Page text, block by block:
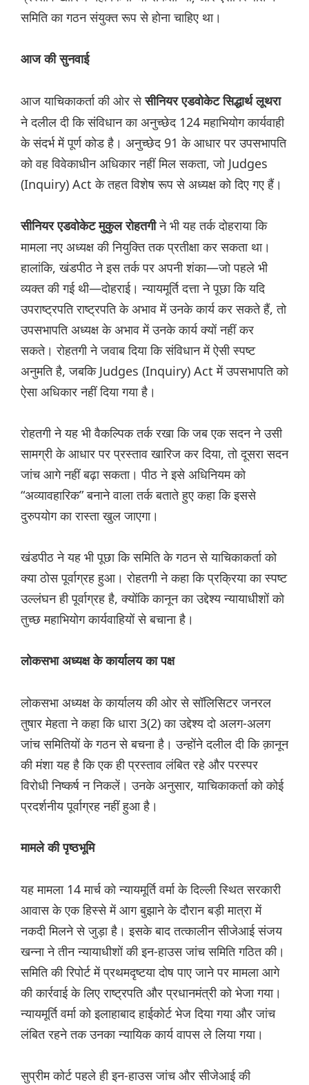
समिति का गठन संयुक्त रूप से होना चाहिए था।
आज की सुनवाई
आज याचिकाकर्ता की ओर सेसीनियर एडवोकेट सिद्धार्थ लूथरा
ने दलील दी कि संविधान का अनुच्छेद 124 महाभियोग कार्यवाही
के संदर्भ में पूर्ण कोड है। अनुच्छेद 91 के आधार पर उपसभापति
को वह विवेकाधीन अधिकार नहीं मिल सकता, जो Judges
(Inquiry) Act के तहत विशेष रूप से अध्यक्ष को दिए गए हैं।
सीनियर एडवोकेट मुकुल रोहतगीने भी यह तर्क दोहराया कि
मामला नए अध्यक्ष की नियुक्ति तक प्रतीक्षा कर सकता था।
हालांकि, खंडपीठ ने इस तर्क पर अपनी शंका—जो पहले भी
व्यक्त की गई थी—दोहराई। न्यायमूर्ति दत्ता ने पूछा कि यदि
उपराष्ट्रपति राष्ट्रपति के अभाव में उनके कार्य कर सकते हैं, तो
उपसभापति अध्यक्ष के अभाव में उनके कार्य क्यों नहीं कर
सकते। रोहतगी ने जवाब दिया कि संविधान में ऐसी स्पष्ट
अनुमति है, जबकि Judges (Inquiry) Act में उपसभापति को
ऐसा अधिकार नहीं दिया गया है।
रोहतगी ने यह भी वैकल्पिक तर्क रखा कि जब एक सदन ने उसी
सामग्री के आधार पर प्रस्ताव खारिज कर दिया, तो दूसरा सदन
जांच आगे नहीं बढ़ा सकता। पीठ ने इसे अधिनियम को
“अव्यावहारिक” बनाने वाला तर्क बताते हुए कहा कि इससे
दुरुपयोग का रास्ता खुल जाएगा।
खंडपीठ ने यह भी पूछा कि समिति के गठन से याचिकाकर्ता को
क्या ठोस पूर्वाग्रह हुआ। रोहतगी ने कहा कि प्रक्रिया का स्पष्ट
उल्लंघन ही पूर्वाग्रह है, क्योंकि कानून का उद्देश्य न्यायाधीशों को
तुच्छ महाभियोग कार्यवाहियों से बचाना है।
लोकसभा अध्यक्ष के कार्यालय का पक्ष
लोकसभा अध्यक्ष के कार्यालय की ओर से सॉलिसिटर जनरल
तुषार मेहता ने कहा कि धारा 3(2) का उद्देश्य दो अलग-अलग
जांच समितियों के गठन से बचना है। उन्होंने दलील दी कि क़ानून
की मंशा यह है कि एक ही प्रस्ताव लंबित रहे और परस्पर
विरोधी निष्कर्ष न निकलें। उनके अनुसार, याचिकाकर्ता को कोई
प्रदर्शनीय पूर्वाग्रह नहीं हुआ है।
मामले की पृष्ठभूमि
यह मामला 14 मार्च को न्यायमूर्ति वर्मा के दिल्ली स्थित सरकारी
आवास के एक हिस्से में आग बुझाने के दौरान बड़ी मात्रा में
नकदी मिलने से जुड़ा है। इसके बाद तत्कालीन सीजेआई संजय
खन्ना ने तीन न्यायाधीशों की इन-हाउस जांच समिति गठित की।
समिति की रिपोर्ट में प्रथमदृष्टया दोष पाए जाने पर मामला आगे
की कार्रवाई के लिए राष्ट्रपति और प्रधानमंत्री को भेजा गया।
न्यायमूर्ति वर्मा को इलाहाबाद हाईकोर्ट भेज दिया गया और जांच
लंबित रहने तक उनका न्यायिक कार्य वापस ले लिया गया।
सुप्रीम कोर्ट पहले ही इन-हाउस जांच और सीजेआई की